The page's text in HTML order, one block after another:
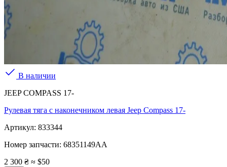
В наличии
JEEP COMPASS 17-
Рулевая тяга с наконечником левая Jeep Compass 17-
Артикул: 833344
Номер запчасти: 68351149AA
2 300 ₴ ≈ $50